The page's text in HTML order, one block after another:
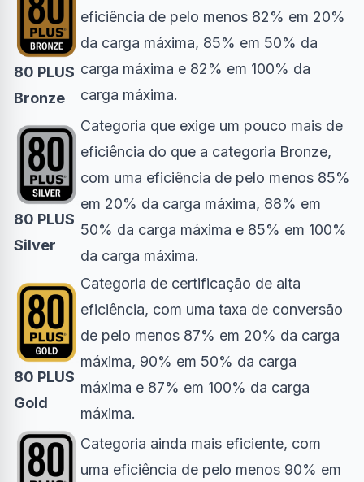
80 PLUS
Bronze
eficiência de pelo menos 82% em 20%
da carga máxima, 85% em 50% da
carga máxima e 82% em 100% da
carga máxima.
80 PLUS
Silver
Categoria que exige um pouco mais de
eficiência do que a categoria Bronze,
com uma eficiência de pelo menos 85%
em 20% da carga máxima, 88% em
50% da carga máxima e 85% em 100%
da carga máxima.
80 PLUS
Gold
Categoria de certificação de alta
eficiência, com uma taxa de conversão
de pelo menos 87% em 20% da carga
máxima, 90% em 50% da carga
máxima e 87% em 100% da carga
máxima.
Categoria ainda mais eficiente, com
uma eficiência de pelo menos 90% em